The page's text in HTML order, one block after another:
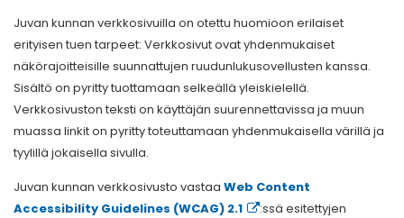
Juvan kunnan verkkosivuilla on otettu huomioon erilaiset
erityisen tuen tarpeet: Verkkosivut ovat yhdenmukaiset
näkörajoitteisille suunnattujen ruudunlukusovellusten kanssa.
Sisältö on pyritty tuottamaan selkeällä yleiskielellä.
Verkkosivuston teksti on käyttäjän suurennettavissa ja muun
muassa linkit on pyritty toteuttamaan yhdenmukaisella värillä ja
tyylillä jokaisella sivulla.
Juvan kunnan verkkosivusto vastaa Web Content
Accessibility Guidelines (WCAG) 2.1
:ssä esitettyjen